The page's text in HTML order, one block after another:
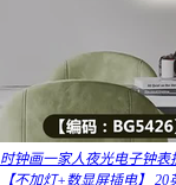
时钟画一家人夜光电子钟表
【不加灯+数显屏插电】 20